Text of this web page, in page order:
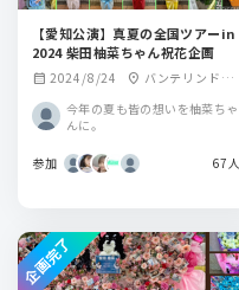
【愛知公演】真夏の全国ツアーin
2024 柴田柚菜ちゃん祝花企画
calendar_month 2024/8/24 location_on バンテリンドー
今年の夏も皆の想いを柚菜ちゃ
んに。
参加 67人
企画完了